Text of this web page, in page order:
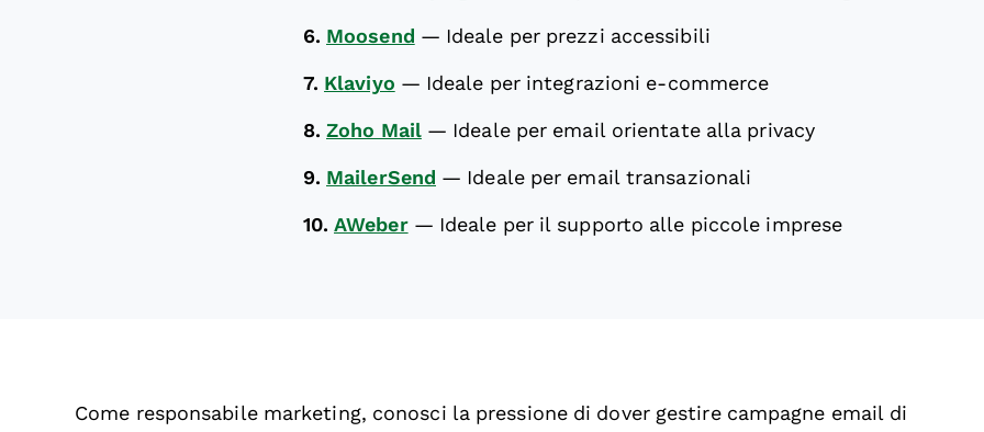
6. Moosend — Ideale per prezzi accessibili
7. Klaviyo — Ideale per integrazioni e-commerce
8. Zoho Mail — Ideale per email orientate alla privacy
9. MailerSend — Ideale per email transazionali
10. AWeber — Ideale per il supporto alle piccole imprese
Come responsabile marketing, conosci la pressione di dover gestire campagne email di